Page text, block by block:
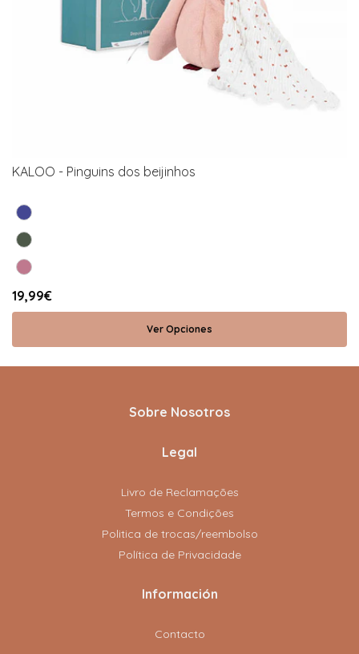
KALOO - Pinguins dos beijinhos
19,99€
Ver Opciones
Sobre Nosotros
Legal
Livro de Reclamações
Termos e Condições
Politica de trocas/reembolso
Política de Privacidade
Información
Contacto